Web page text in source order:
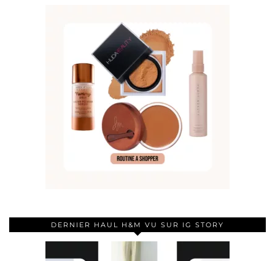
DERNIER HAUL H&M VU SUR IG STORY